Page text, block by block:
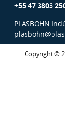
+55 47 3803
PLASBOHN
Copyright ©